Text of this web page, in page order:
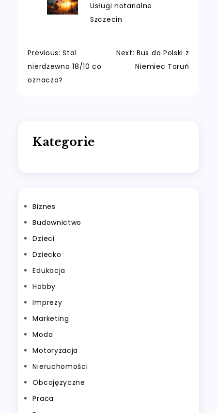
Usługi notarialne
Szczecin
Nawigacja
wpisu
Previous: Stal
nierdzewna 18/10 co
oznacza?
Next: Bus do Polski z
Niemiec Toruń
Kategorie
Biznes
Budownictwo
Dzieci
Dziecko
Edukacja
Hobby
Imprezy
Marketing
Moda
Motoryzacja
Nieruchomości
Obcojęzyczne
Praca